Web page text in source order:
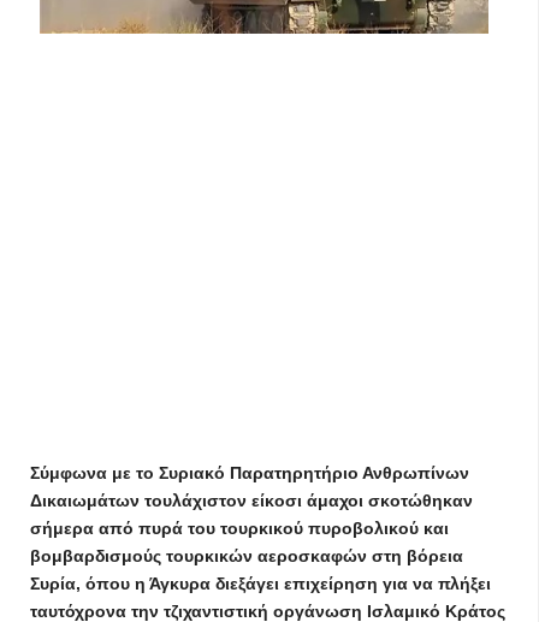
Σύμφωνα με το Συριακό Παρατηρητήριο Ανθρωπίνων
Δικαιωμάτων τουλάχιστον είκοσι άμαχοι σκοτώθηκαν
σήμερα από πυρά του τουρκικού πυροβολικού και
βομβαρδισμούς τουρκικών αεροσκαφών στη βόρεια
Συρία, όπου η Άγκυρα διεξάγει επιχείρηση για να πλήξει
ταυτόχρονα την τζιχαντιστική οργάνωση Ισλαμικό Κράτος